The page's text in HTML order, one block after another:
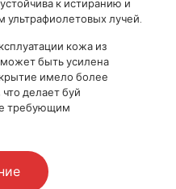
к истиранию и
лучей.
кожа из
быть усилена
имело более
делает буй
требующим